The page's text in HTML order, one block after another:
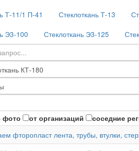
Т-11/1 П-41
Стеклоткань Т-13
Э3-100
Стеклоткань Э3-125
фото от организаций соседние
фторопласт лента, трубы, втулки,